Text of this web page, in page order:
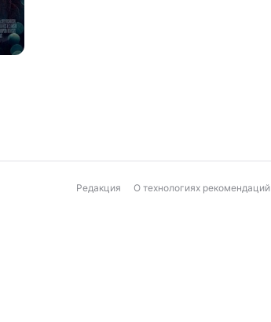
Редакция О технологиях рекомендаций